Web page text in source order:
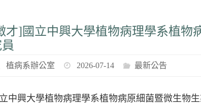
才]國立中興大學植物病理學系植物
植病系辦公室 2026-07-14 最新公告
中興大學植物病理學系植物病原細菌暨微生物